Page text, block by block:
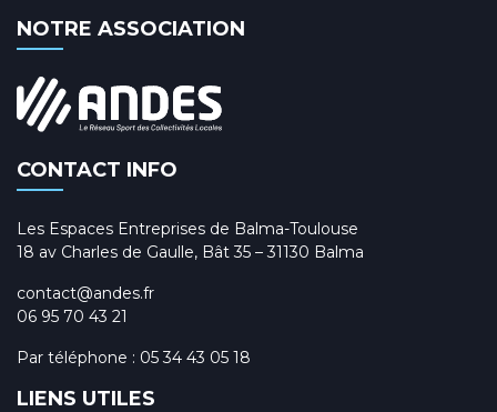
NOTRE ASSOCIATION
CONTACT INFO
Les Espaces Entreprises de Balma-Toulouse
18 av Charles de Gaulle, Bât 35 – 31130 Balma
contact@andes.fr
06 95 70 43 21
Par téléphone : 05 34 43 05 18
LIENS UTILES